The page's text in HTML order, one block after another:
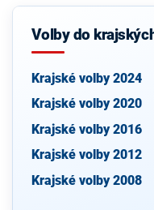
Volby do
Krajské volby 2024
Krajské volby 2020
Krajské volby 2016
Krajské volby 2012
Krajské volby 2008